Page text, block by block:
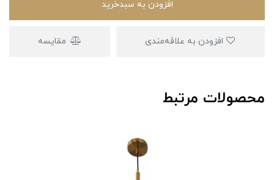
افزودن به سبدخرید
مقایسه
محصولات مرتبط